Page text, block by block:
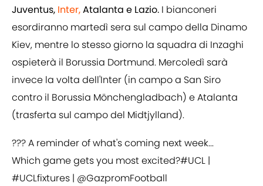
Juventus, Inter,Atalanta e Lazio. I bianconeri
esordiranno martedì sera sul campo della Dinamo
Kiev, mentre lo stesso giorno la squadra di Inzaghi
ospieterà il Borussia Dortmund. Mercoledì sarà
invece la volta dell'Inter (in campo a San Siro
contro il Borussia Mönchengladbach) e Atalanta
(trasferta sul campo del Midtjylland).
??? A reminder of what's coming next week...
Which game gets you most excited?#UCL |
#UCLfixtures | @GazpromFootball